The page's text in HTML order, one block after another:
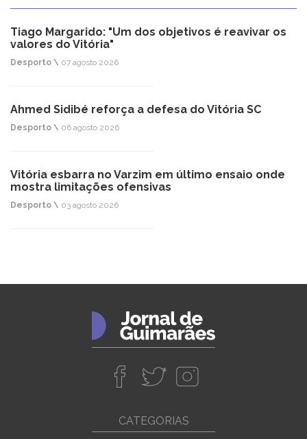
Tiago Margarido: "Um dos objetivos é reavivar os
valores do Vitória"
Desporto \ 07 agosto 2026
Ahmed Sidibé reforça a defesa do Vitória SC
Desporto \ 06 agosto 2026
Vitória esbarra no Varzim em último ensaio onde
mostra limitações ofensivas
Desporto \ 03 agosto 2026
CATEGORIAS